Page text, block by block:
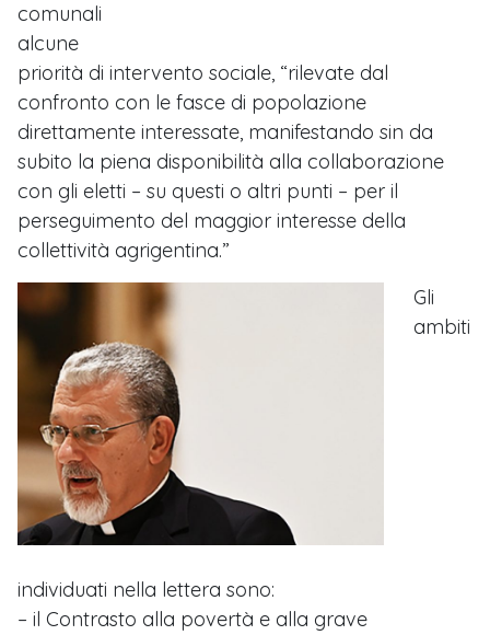
comunali
alcune
priorità di intervento sociale, “rilevate dal
confronto con le fasce di popolazione
direttamente interessate, manifestando sin da
subito la piena disponibilità alla collaborazione
con gli eletti – su questi o altri punti – per il
perseguimento del maggior interesse della
collettività agrigentina.”
Gli
ambiti
individuati nella lettera sono:
– il Contrasto alla povertà e alla grave